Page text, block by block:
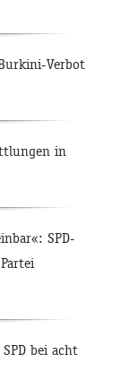
Verbot
in
SPD-
bei acht